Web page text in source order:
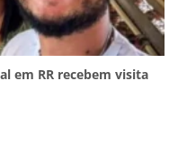
em RR recebem visita